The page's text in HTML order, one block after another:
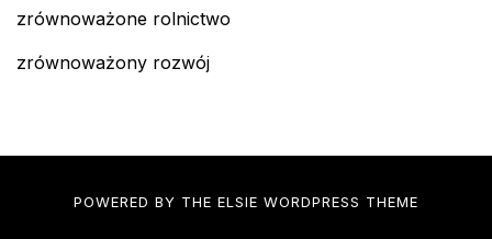
zrównoważone rolnictwo
zrównoważony rozwój
POWERED BY THE ELSIE WORDPRESS THEME